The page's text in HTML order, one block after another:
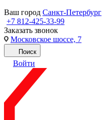
Ваш город Санкт-Петербург
+7 812-425-33-99
Заказать звонок
Московское шоссе, 7
Поиск
Войти